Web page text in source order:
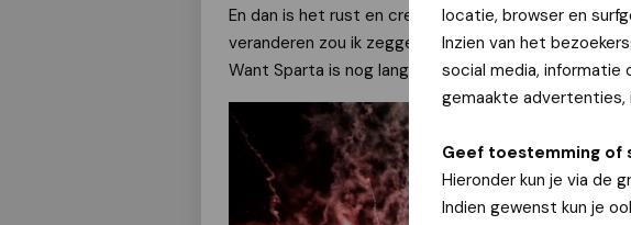
locatie, browser en
Inzien van het
social media, informatie
gemaakte
Geef toestemming of
Hieronder kun je via de
Indien gewenst kun je
En dan is het rust en creëren we weer 11 kansen en
veranderen zou ik zeggen. Kupke thee, nieuwe
Want Sparta is nog lang niet verslagen!